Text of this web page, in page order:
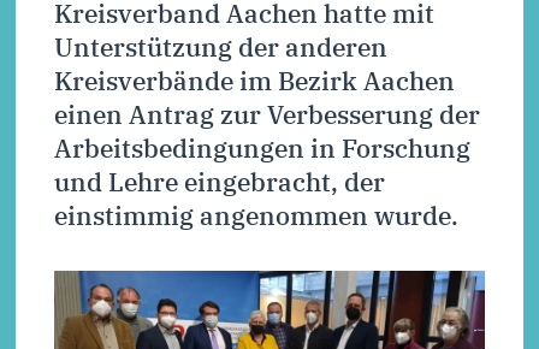
Kreisverband Aachen hatte mit
Unterstützung der anderen
Kreisverbände im Bezirk Aachen
einen Antrag zur Verbesserung der
Arbeitsbedingungen in Forschung
und Lehre eingebracht, der
einstimmig angenommen wurde.